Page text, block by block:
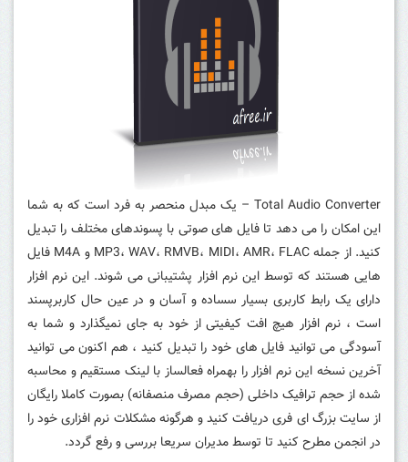
Total Audio Converter – یک مبدل منحصر به فرد است که به شما
این امکان را می دهد تا فایل های صوتی با پسوندهای مختلف را تبدیل
کنید. از جمله MP3، WAV، RMVB، MIDI، AMR، FLAC و M4A فایل
هایی هستند که توسط این نرم افزار پشتیبانی می شوند. این نرم افزار
دارای یک رابط کاربری بسیار سساده و آسان و در عین حال کاربرپسند
است ، نرم افزار هیچ افت کیفیتی از خود به جای نمیگذارد و شما به
آسودگی می توانید فایل های خود را تبدیل کنید ، هم اکنون می توانید
آخرین نسخه این نرم افزار را بهمراه فعالساز با لینک مستقیم و محاسبه
شده از حجم ترافیک داخلی (حجم مصرف منصفانه) بصورت کاملا رایگان
از سایت بزرگ ای فری دریافت کنید و هرگونه مشکلات نرم افزاری خود را
در انجمن مطرح کنید تا توسط مدیران سریعا بررسی و رفع گردد.